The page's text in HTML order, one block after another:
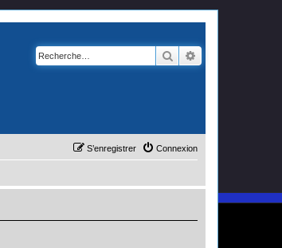
Rechercher
Connexion
S’enregistrer